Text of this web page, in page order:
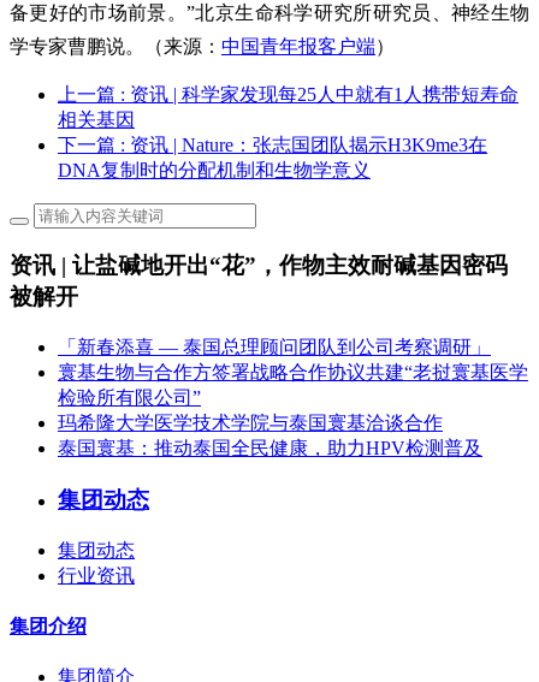
备更好的市场前景。”北京生命科学研究所研究员、神经生物
学专家曹鹏说。（来源： 中国青年报客户端）
上一篇 : 资讯 | 科学家发现每25人中就有1人携带短寿命
相关基因
下一篇 : 资讯 | Nature：张志国团队揭示H3K9me3在
DNA复制时的分配机制和生物学意义
资讯 | 让盐碱地开出“花”，作物主效耐碱基因密码
被解开
「新春添喜 — 泰国总理顾问团队到公司考察调研」
寰基生物与合作方签署战略合作协议共建“老挝寰基医学
检验所有限公司”
玛希隆大学医学技术学院与泰国寰基洽谈合作
泰国寰基：推动泰国全民健康，助力HPV检测普及
集团动态
集团动态
行业资讯
集团介绍
集团简介